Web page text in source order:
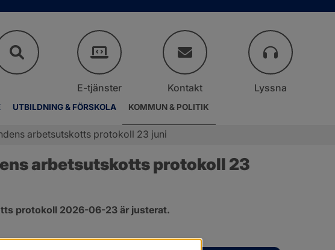
UTBILDNING & FÖRSKOLA KOMMUN & POLITIK
E-tjänster Kontakt Lyssna
arbetsutskotts protokoll 23 juni
arbetsutskotts protokoll 23
protokoll 2026-06-23 är justerat.
i nytt fönster.